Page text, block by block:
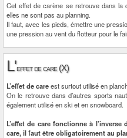
Cet effet de carène se retrouve dans la
elles ne sont pas au planning.
Il faut, avec les pieds, émettre une
une pression au vent du flotteur pour le
L'effet de care (X)
L’effet de careest surtout utilisé en
On le retrouve dans d’autres sports
également utilisé en ski et en snowboard.
L’effet de care fonctionne à l’inverse
care, il faut être obligatoirement au